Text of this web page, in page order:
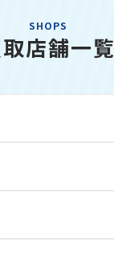
SHOPS
店舗一覧